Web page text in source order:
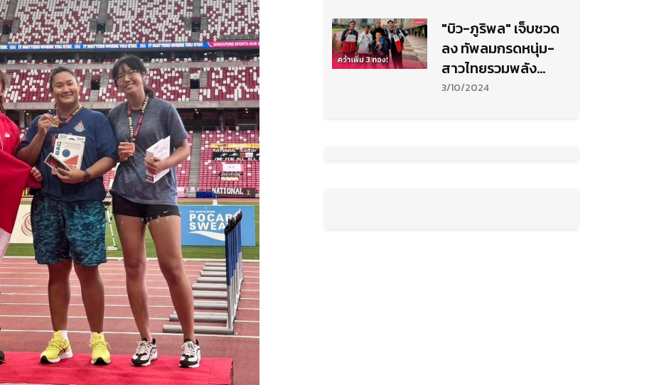
"บิว-ภูริพล" เจ็บชวด
ลง ทัพลมกรดหนุ่ม-
สาวไทยรวมพลัง
กวาดทองศึกกรีฑา
3/10/2024